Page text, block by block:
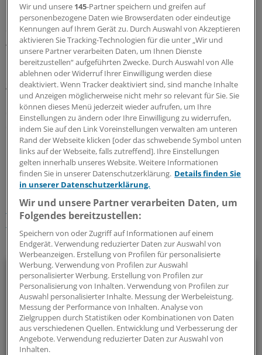
mit geschwächtem Immunsystem zu impfen sowie
Senioren ab 70 und Patienten mit chronischen
Atemwegserkrankungen.
Impfungen gegen Pneumokokken wirken zwar nicht
gegen das Coronavirus, wie das Zi erinnert. Doch
könnten sie verhindern, dass eine COVID-19-Erkrankung
durch eine bakterielle Lungenentzündung oder Grippe
einen gefährlicheren Verlauf nehme.
Schlagworte:
Rezepte & Co. Immunologie Arzt und Patient Impfen
Corona
Ihr Newsletter zum Thema
Beruf & Alltag
Die Sonntagslektüre: Lesen Sie Wissenswertes und
Nützliches für Ihre tägliche Arbeit, lassen Sie sich von
Kolleginnen und Kollegen inspirieren - und seien Sie immer
einen Schritt voraus.
Wir und unsere 145-Partner speichern und greifen auf
personenbezogene Daten wie Browserdaten oder eindeutige
Kennungen auf Ihrem Gerät zu. Durch Auswahl von Akzeptieren
aktivieren Sie Tracking-Technologien für die unter „Wir und
unsere Partner verarbeiten Daten, um Ihnen Dienste
bereitzustellen“ aufgeführten Zwecke. Durch Auswahl von Alle
ablehnen oder Widerruf Ihrer Einwilligung werden diese
deaktiviert. Wenn Tracker deaktiviert sind, sind manche Inhalte
und Anzeigen möglicherweise nicht mehr so relevant für Sie. Sie
können dieses Menü jederzeit wieder aufrufen, um Ihre
Einstellungen zu ändern oder Ihre Einwilligung zu widerrufen,
indem Sie auf den Link Voreinstellungen verwalten am unteren
Rand der Webseite klicken [oder das schwebende Symbol unten
links auf der Webseite, falls zutreffend]. Ihre Einstellungen
gelten innerhalb unseres Website. Weitere Informationen
finden Sie in unserer Datenschutzerklärung. Details finden Sie
in unserer Datenschutzerklärung.
Wir und unsere Partner verarbeiten Daten, um
Folgendes bereitzustellen:
Speichern von oder Zugriff auf Informationen auf einem
Endgerät. Verwendung reduzierter Daten zur Auswahl von
Werbeanzeigen. Erstellung von Profilen für personalisierte
Werbung. Verwendung von Profilen zur Auswahl
personalisierter Werbung. Erstellung von Profilen zur
Personalisierung von Inhalten. Verwendung von Profilen zur
Auswahl personalisierter Inhalte. Messung der Werbeleistung.
Messung der Performance von Inhalten. Analyse von
Zielgruppen durch Statistiken oder Kombinationen von Daten
aus verschiedenen Quellen. Entwicklung und Verbesserung der
Angebote. Verwendung reduzierter Daten zur Auswahl von
Inhalten.